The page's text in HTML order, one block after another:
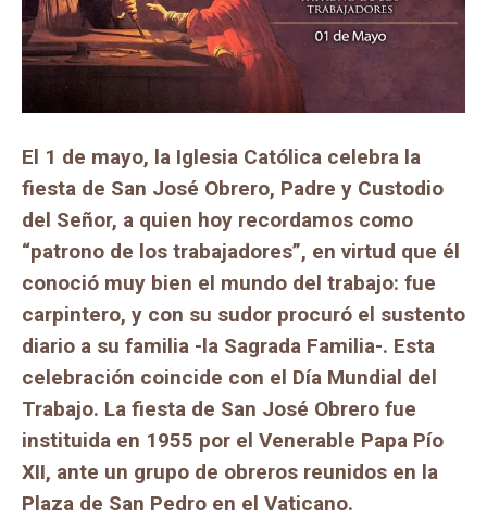
El 1 de mayo, la Iglesia Católica celebra la
fiesta de San José Obrero, Padre y Custodio
del Señor, a quien hoy recordamos como
“patrono de los trabajadores”, en virtud que él
conoció muy bien el mundo del trabajo: fue
carpintero, y con su sudor procuró el sustento
diario a su familia -la Sagrada Familia-. Esta
celebración coincide con el Día Mundial del
Trabajo. La fiesta de San José Obrero fue
instituida en 1955 por el Venerable Papa Pío
XII, ante un grupo de obreros reunidos en la
Plaza de San Pedro en el Vaticano.